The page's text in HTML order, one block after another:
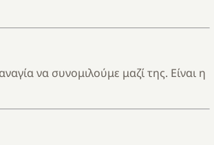
να συνομιλούμε μαζί της. Είναι η